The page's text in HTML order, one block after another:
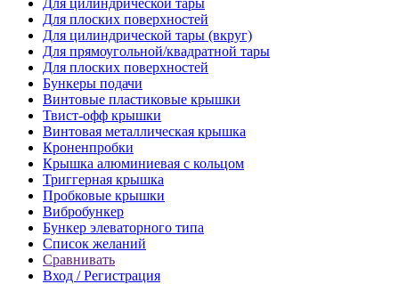
Для плоских поверхностей
Для цилиндрической тары (вкруг)
Для прямоугольной/квадратной тары
Для плоских поверхностей
Бункеры подачи
Винтовые пластиковые крышки
Твист-офф крышки
Винтовая металлическая крышка
Кроненпробки
Крышка алюминиевая с кольцом
Триггерная крышка
Пробковые крышки
Вибробункер
Бункер элеваторного типа
Список желаний
Сравнивать
Вход / Регистрация